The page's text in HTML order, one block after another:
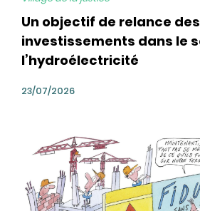
Un objectif de relance des
investissements dans le
l’hydroélectricité
23/07/2026